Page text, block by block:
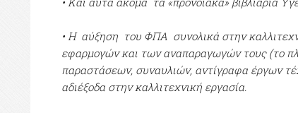
• Η αύξηση του ΦΠΑ συνολικά στην
εφαρμογών και των αναπαραγωγών τους (το
παραστάσεων, συναυλιών, αντίγραφα έργων
αδιέξοδα στην καλλιτεχνική εργασία.